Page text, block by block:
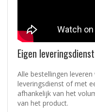
Eigen leveringsdienst
Alle bestellingen
leveringsdienst of met
afhankelijk van het
van het product.